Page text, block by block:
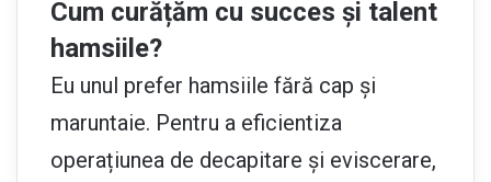
Cum curățăm cu succes și talent
hamsiile?
Eu unul prefer hamsiile fără cap și
maruntaie. Pentru a eficientiza
operațiunea de decapitare și eviscerare,